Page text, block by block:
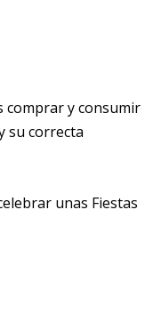
comprar y consumir
su correcta
unas Fiestas